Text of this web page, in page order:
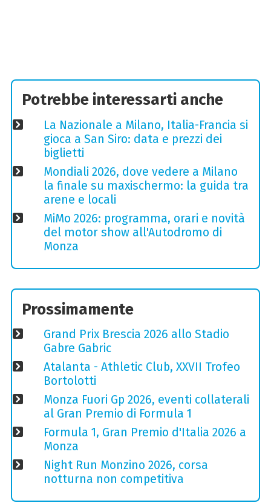
Potrebbe interessarti anche
La Nazionale a Milano, Italia-Francia si
gioca a San Siro: data e prezzi dei
biglietti
Mondiali 2026, dove vedere a Milano
la finale su maxischermo: la guida tra
arene e locali
MiMo 2026: programma, orari e novità
del motor show all'Autodromo di
Monza
Prossimamente
Grand Prix Brescia 2026 allo Stadio
Gabre Gabric
Atalanta - Athletic Club, XXVII Trofeo
Bortolotti
Monza Fuori Gp 2026, eventi collaterali
al Gran Premio di Formula 1
Formula 1, Gran Premio d'Italia 2026 a
Monza
Night Run Monzino 2026, corsa
notturna non competitiva